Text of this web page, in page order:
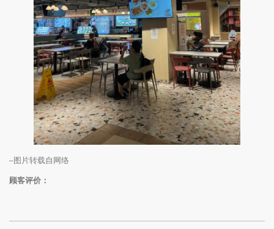
–图片转载自网络
顾客评价：